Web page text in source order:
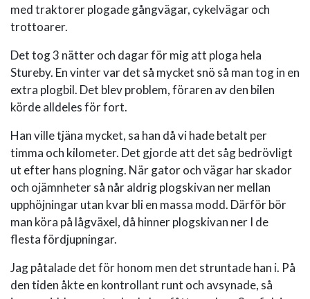
med traktorer plogade gångvägar, cykelvägar och
trottoarer.
Det tog 3 nätter och dagar för mig att ploga hela
Stureby. En vinter var det så mycket snö så man tog in en
extra plogbil. Det blev problem, föraren av den bilen
körde alldeles för fort.
Han ville tjäna mycket, sa han då vi hade betalt per
timma och kilometer. Det gjorde att det såg bedrövligt
ut efter hans plogning. När gator och vägar har skador
och ojämnheter så når aldrig plogskivan ner mellan
upphöjningar utan kvar bli en massa modd. Därför bör
man köra på lågväxel, då hinner plogskivan ner I de
flesta fördjupningar.
Jag påtalade det för honom men det struntade han i. På
den tiden åkte en kontrollant runt och avsynade, så